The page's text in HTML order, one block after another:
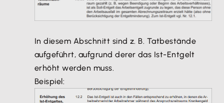
In diesem Abschnitt sind z. B. Tatbestände
aufgeführt, aufgrund derer das Ist-Entgelt
erhöht werden muss.
Beispiel: